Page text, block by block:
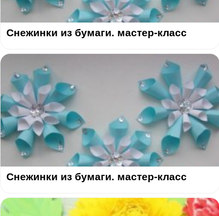
Снежинки из бумаги. мастер-класс
Снежинки из бумаги. мастер-класс